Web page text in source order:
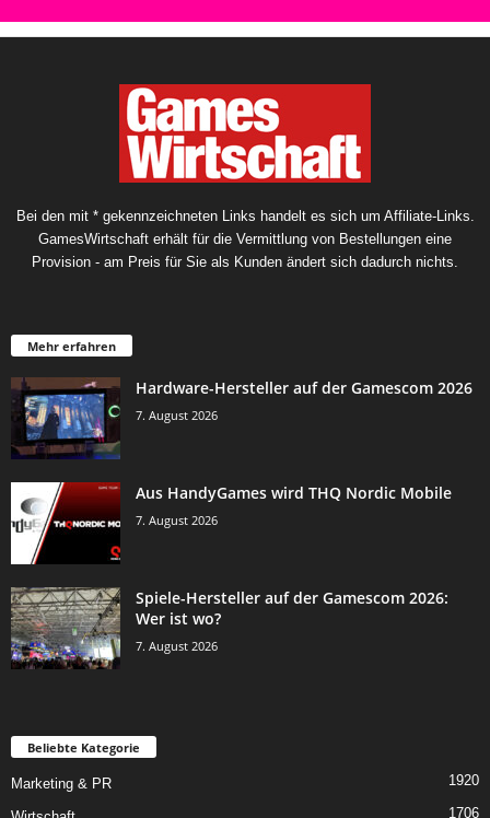
Bei den mit * gekennzeichneten Links handelt es sich um Affiliate-Links.
GamesWirtschaft erhält für die Vermittlung von Bestellungen eine
Provision - am Preis für Sie als Kunden ändert sich dadurch nichts.
Mehr erfahren
Hardware-Hersteller auf der Gamescom 2026
7. August 2026
Aus HandyGames wird THQ Nordic Mobile
7. August 2026
Spiele-Hersteller auf der Gamescom 2026:
Wer ist wo?
7. August 2026
Beliebte Kategorie
Marketing & PR 1920
1706